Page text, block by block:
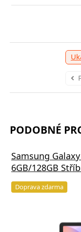
PODOBNÉ
Samsung
6GB/128GB
Doprava zdarma